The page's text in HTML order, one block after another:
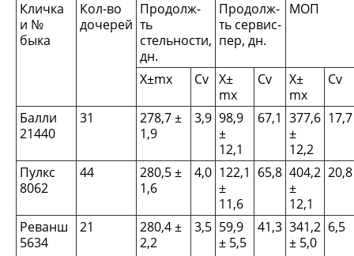
Кличка
и №
быка
Кол-во
дочерей
Продолж-
ть
стельности,
дн.
Продолж-
ть сервис-
пер, дн.
МОП
Х±mх Сv Х±
mх
Сv
Х±
mх
Сv
Балли
21440
31
278,7 ±
1,9
3,9 98,9
±
12,1
67,1 377,6
±
12,2
17,7
Пулкс
8062
44
280,5 ±
1,6
4,0 122,1
±
11,6
65,8 404,2
±
12,1
20,8
Реванш
5634
21
280,4 ±
2,2
3,5 59,9
± 5,5
41,3 341,2
± 5,0
6,5